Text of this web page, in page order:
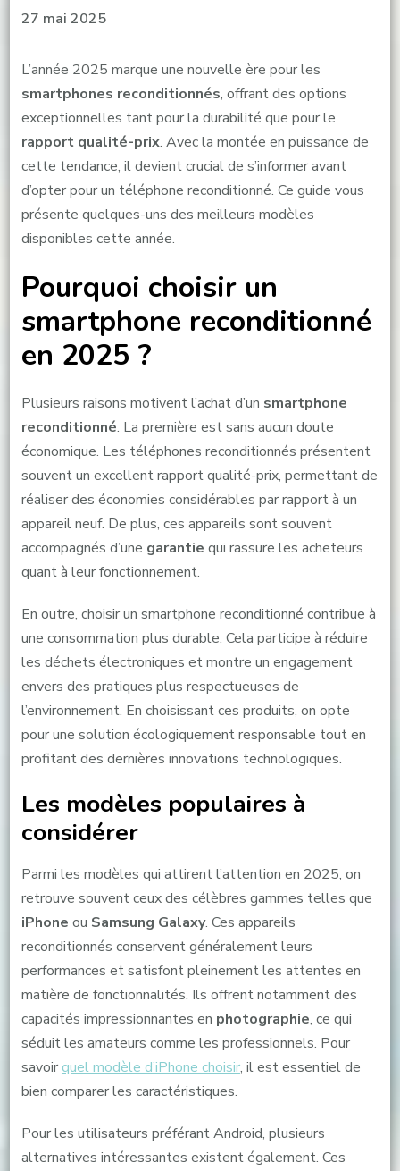
27 mai 2025
L’année 2025 marque une nouvelle ère pour les
smartphones reconditionnés, offrant des options
exceptionnelles tant pour la durabilité que pour le
rapport qualité-prix. Avec la montée en puissance de
cette tendance, il devient crucial de s’informer avant
d’opter pour un téléphone reconditionné. Ce guide vous
présente quelques-uns des meilleurs modèles
disponibles cette année.
Pourquoi choisir un
smartphone reconditionné
en 2025 ?
Plusieurs raisons motivent l’achat d’un smartphone
reconditionné. La première est sans aucun doute
économique. Les téléphones reconditionnés présentent
souvent un excellent rapport qualité-prix, permettant de
réaliser des économies considérables par rapport à un
appareil neuf. De plus, ces appareils sont souvent
accompagnés d’une garantie qui rassure les acheteurs
quant à leur fonctionnement.
En outre, choisir un smartphone reconditionné contribue à
une consommation plus durable. Cela participe à réduire
les déchets électroniques et montre un engagement
envers des pratiques plus respectueuses de
l’environnement. En choisissant ces produits, on opte
pour une solution écologiquement responsable tout en
profitant des dernières innovations technologiques.
Les modèles populaires à
considérer
Parmi les modèles qui attirent l’attention en 2025, on
retrouve souvent ceux des célèbres gammes telles que
iPhone ou Samsung Galaxy. Ces appareils
reconditionnés conservent généralement leurs
performances et satisfont pleinement les attentes en
matière de fonctionnalités. Ils offrent notamment des
capacités impressionnantes en photographie, ce qui
séduit les amateurs comme les professionnels. Pour
savoirquel modèle d’iPhone choisir, il est essentiel de
bien comparer les caractéristiques.
Pour les utilisateurs préférant Android, plusieurs
alternatives intéressantes existent également. Ces